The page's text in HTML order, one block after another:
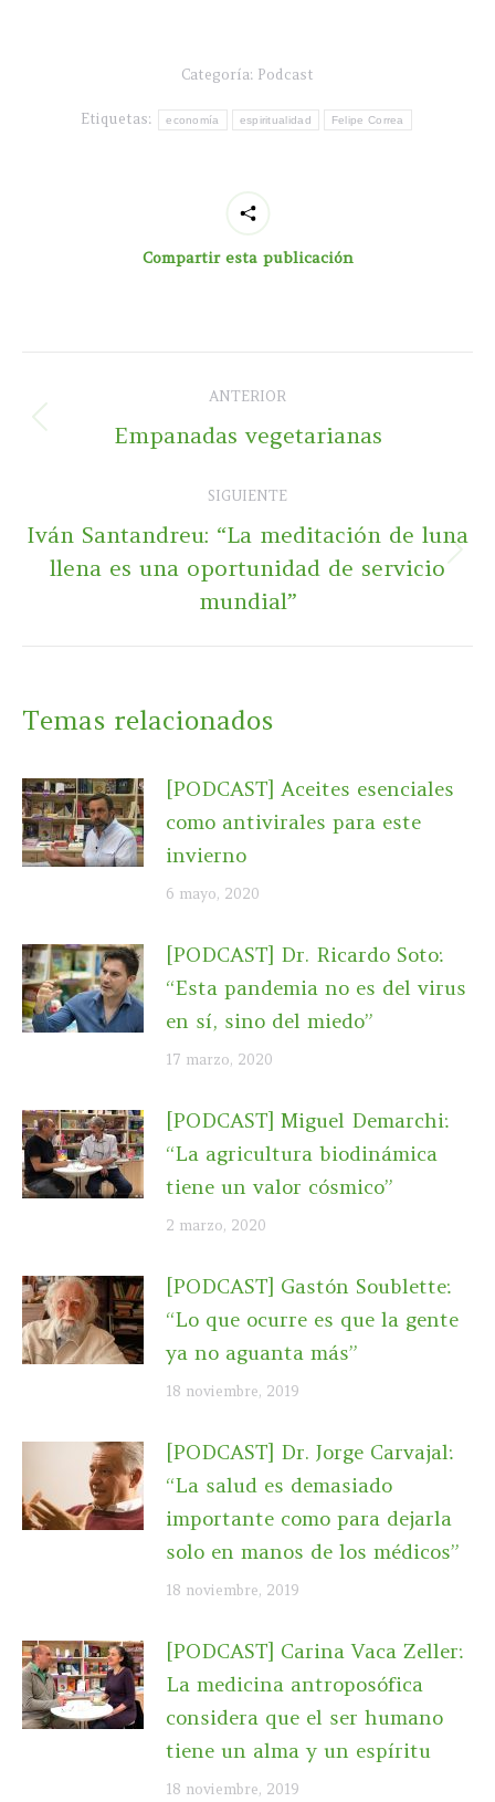
Categoría: Podcast
Etiquetas: economía espiritualidad Felipe Correa
Compartir esta publicación
entre
ANTERIOR
Publicación
Empanadas vegetarianas
SIGUIENTE
Publicación
siguiente:
Iván Santandreu: “La meditación de luna
llena es una oportunidad de servicio
mundial”
Temas relacionados
[PODCAST] Aceites esenciales
como antivirales para este
invierno
6 mayo, 2020
[PODCAST] Dr. Ricardo Soto:
“Esta pandemia no es del virus
en sí, sino del miedo”
17 marzo, 2020
[PODCAST] Miguel Demarchi:
“La agricultura biodinámica
tiene un valor cósmico”
2 marzo, 2020
[PODCAST] Gastón Soublette:
“Lo que ocurre es que la gente
ya no aguanta más”
18 noviembre, 2019
[PODCAST] Dr. Jorge Carvajal:
“La salud es demasiado
importante como para dejarla
solo en manos de los médicos”
18 noviembre, 2019
[PODCAST] Carina Vaca Zeller:
La medicina antroposófica
considera que el ser humano
tiene un alma y un espíritu
18 noviembre, 2019